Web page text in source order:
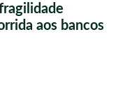
aos bancos